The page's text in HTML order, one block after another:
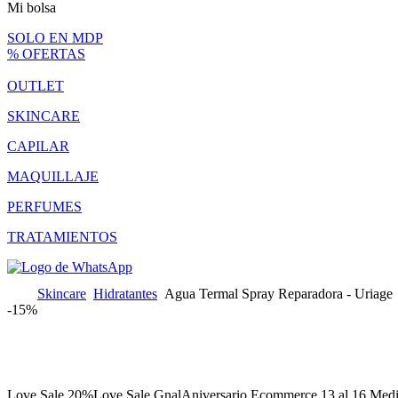
Mi bolsa
SOLO EN MDP
% OFERTAS
OUTLET
SKINCARE
CAPILAR
MAQUILLAJE
PERFUMES
TRATAMIENTOS
Skincare Hidratantes Agua Termal Spray Reparadora - Uriage
-15%
Love Sale 20%Love Sale GnalAniversario Ecommerce 13 al 16